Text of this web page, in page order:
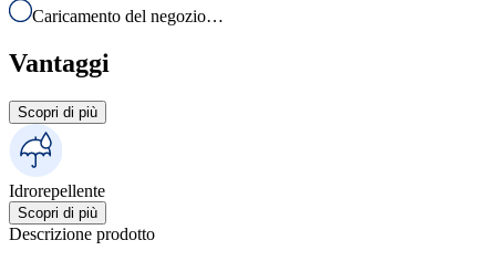
Caricamento del negozio…
Vantaggi
Scopri di più
Idrorepellente
Scopri di più
Descrizione prodotto